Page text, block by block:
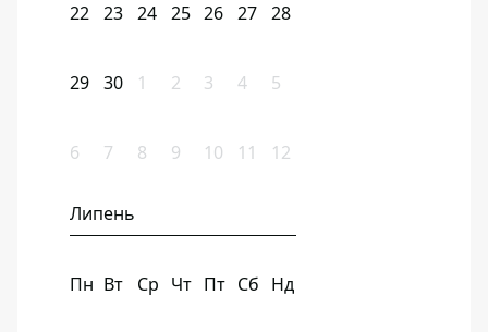
22 23 24 25 26 27 28
29 30 1 2 3 4 5
6 7 8 9 10 11 12
Липень
Пн Вт Ср Чт Пт Сб Нд